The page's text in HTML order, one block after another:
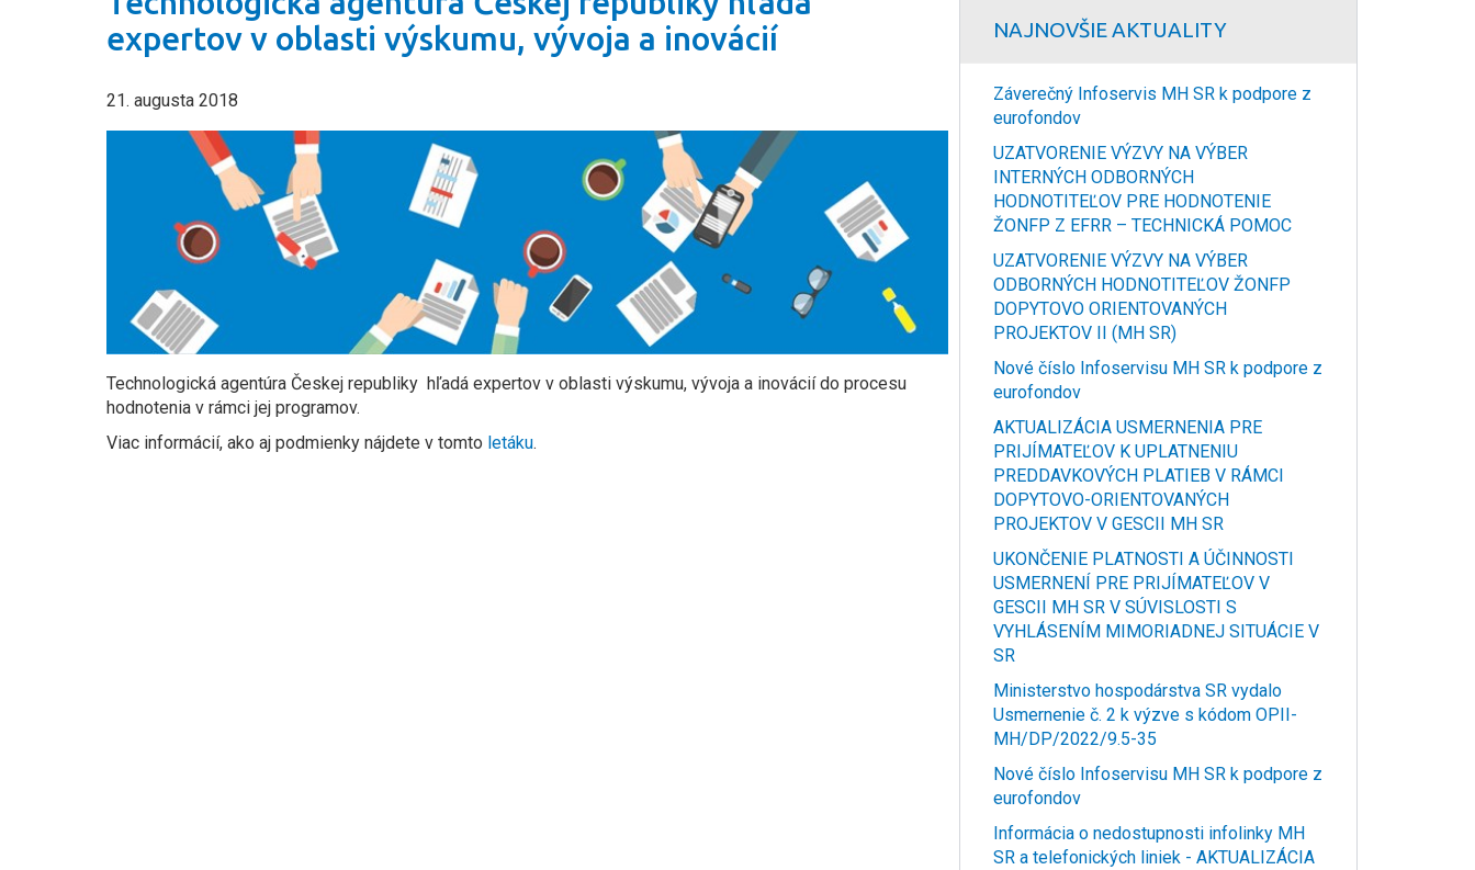
expertov v oblasti výskumu, vývoja a inovácií
21. augusta 2018
Technologická agentúra Českej republiky hľadá expertov v oblasti výskumu, vývoja a inovácií do procesu
hodnotenia v rámci jej programov.
Viac informácií, ako aj podmienky nájdete v tomto letáku.
NAJNOVŠIE AKTUALITY
Záverečný Infoservis MH SR k podpore z
eurofondov
UZATVORENIE VÝZVY NA VÝBER
INTERNÝCH ODBORNÝCH
HODNOTITEĽOV PRE HODNOTENIE
ŽONFP Z EFRR – TECHNICKÁ POMOC
UZATVORENIE VÝZVY NA VÝBER
ODBORNÝCH HODNOTITEĽOV ŽONFP
DOPYTOVO ORIENTOVANÝCH
PROJEKTOV II (MH SR)
Nové číslo Infoservisu MH SR k podpore z
eurofondov
AKTUALIZÁCIA USMERNENIA PRE
PRIJÍMATEĽOV K UPLATNENIU
PREDDAVKOVÝCH PLATIEB V RÁMCI
DOPYTOVO-ORIENTOVANÝCH
PROJEKTOV V GESCII MH SR
UKONČENIE PLATNOSTI A ÚČINNOSTI
USMERNENÍ PRE PRIJÍMATEĽOV V
GESCII MH SR V SÚVISLOSTI S
VYHLÁSENÍM MIMORIADNEJ SITUÁCIE V
SR
Ministerstvo hospodárstva SR vydalo
Usmernenie č. 2 k výzve s kódom OPII-
MH/DP/2022/9.5-35
Nové číslo Infoservisu MH SR k podpore z
eurofondov
Informácia o nedostupnosti infolinky MH
SR a telefonických liniek - AKTUALIZÁCIA